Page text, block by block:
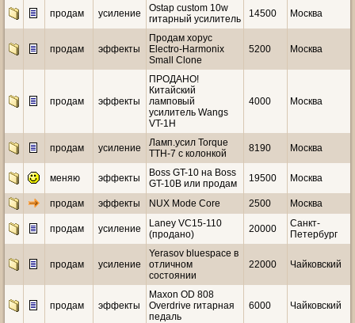
продам усиление
Ostap custom 10w
гитарный усилитель
14500 Москва
продам эффекты
Продам хорус
Electro-Harmonix
Small Clone
5200 Москва
продам эффекты
ПРОДАНО!
Китайский
ламповый
усилитель Wangs
VT-1H
4000 Москва
продам усиление
Ламп.усил Torque
TTH-7 с колонкой
8190 Москва
меняю эффекты
Boss GT-10 на Boss
GT-10B или продам
19500 Москва
продам эффекты NUX Mode Core 2500 Москва
продам усиление
Laney VC15-110
(продано)
20000
Санкт-
Петербург
продам усиление
Yerasov bluespace в
отличном
состоянии
22000 Чайковский
продам эффекты
Maxon OD 808
Overdrive гитарная
педаль
6000 Чайковский